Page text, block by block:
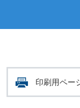
印刷用ペー